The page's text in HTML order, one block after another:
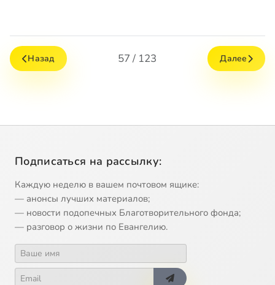
Назад 57 / 123 Далее
Подписаться на рассылку:
Каждую неделю в вашем почтовом ящике:
— анонсы лучших материалов;
— новости подопечных Благотворительного фонда;
— разговор о жизни по Евангелию.